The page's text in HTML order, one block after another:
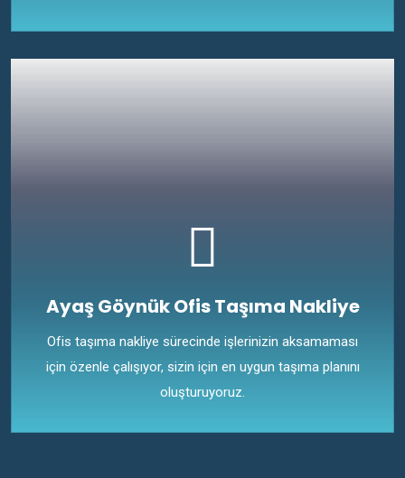
Ayaş Göynük Ofis Taşıma Nakliye
Ofis taşıma nakliye sürecinde işlerinizin aksamaması
için özenle çalışıyor, sizin için en uygun taşıma planını
oluşturuyoruz.